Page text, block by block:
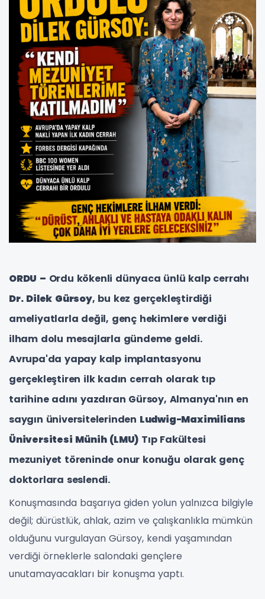
ORDU – Ordu kökenli dünyaca ünlü kalp cerrahı
Dr. Dilek Gürsoy, bu kez gerçekleştirdiği
ameliyatlarla değil, genç hekimlere verdiği
ilham dolu mesajlarla gündeme geldi.
Avrupa'da yapay kalp implantasyonu
gerçekleştiren ilk kadın cerrah olarak tıp
tarihine adını yazdıran Gürsoy, Almanya'nın en
saygın üniversitelerinden Ludwig-Maximilians
Üniversitesi Münih (LMU) Tıp Fakültesi
mezuniyet töreninde onur konuğu olarak genç
doktorlara seslendi.
Konuşmasında başarıya giden yolun yalnızca bilgiyle
değil; dürüstlük, ahlak, azim ve çalışkanlıkla mümkün
olduğunu vurgulayan Gürsoy, kendi yaşamından
verdiği örneklerle salondaki gençlere
unutamayacakları bir konuşma yaptı.